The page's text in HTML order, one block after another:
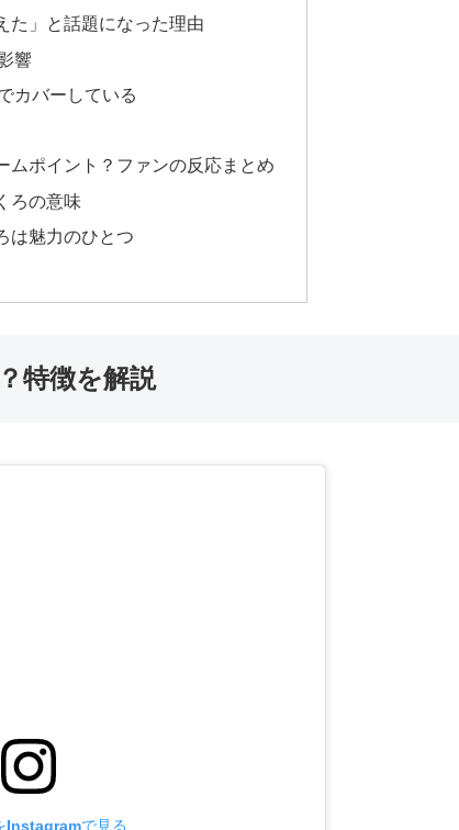
た」と話題になった理由
響
カバーしている
ムポイント？ファンの反応まとめ
ろの意味
は魅力のひとつ
特徴を解説
Instagramで見る